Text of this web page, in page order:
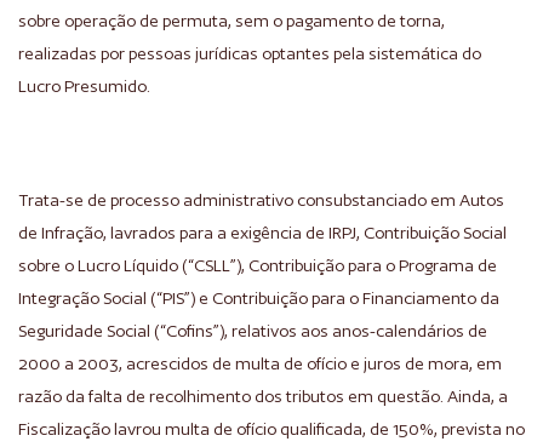
sobre operação de permuta, sem o pagamento de torna,
realizadas por pessoas jurídicas optantes pela sistemática do
Lucro Presumido.
Trata-se de processo administrativo consubstanciado em Autos
de Infração, lavrados para a exigência de IRPJ, Contribuição Social
sobre o Lucro Líquido (“CSLL”), Contribuição para o Programa de
Integração Social (“PIS”) e Contribuição para o Financiamento da
Seguridade Social (“Cofins”), relativos aos anos-calendários de
2000 a 2003, acrescidos de multa de ofício e juros de mora, em
razão da falta de recolhimento dos tributos em questão. Ainda, a
Fiscalização lavrou multa de ofício qualificada, de 150%, prevista no